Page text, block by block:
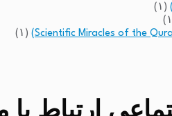
(۱)
(۱)